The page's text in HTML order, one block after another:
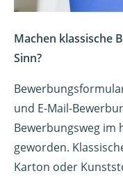
Machen klassische
Sinn?
und E-Mail-
Bewerbungsweg
geworden.
Karton oder